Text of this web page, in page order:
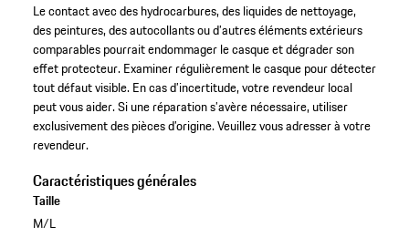
Le contact avec des hydrocarbures, des liquides de nettoyage,
des peintures, des autocollants ou d’autres éléments extérieurs
comparables pourrait endommager le casque et dégrader son
effet protecteur. Examiner régulièrement le casque pour détecter
tout défaut visible. En cas d’incertitude, votre revendeur local
peut vous aider. Si une réparation s’avère nécessaire, utiliser
exclusivement des pièces d’origine. Veuillez vous adresser à votre
revendeur.
Caractéristiques générales
Taille
M/L